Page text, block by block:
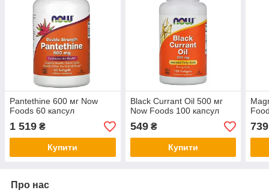
Pantethine 600 мг Now
Foods 60 капсул
1 519 ₴
Купити
Black Currant Oil 500 мг
Now Foods 100 капсул
549₴
Купити
739
Про нас